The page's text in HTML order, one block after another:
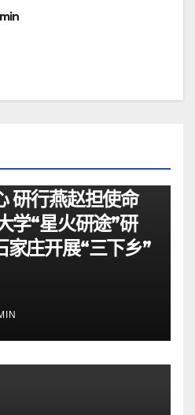
研行燕赵担使命
“星火研途”研
家庄开展“三下乡”